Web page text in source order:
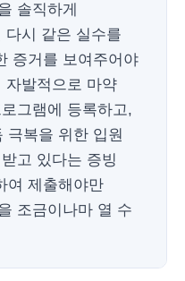
솔직하게
다시 같은 실수를
증거를 보여주어야
자발적으로 마약
그램에 등록하고,
극복을 위한 입원
고 있다는 증빙
여 제출해야만
조금이나마 열 수